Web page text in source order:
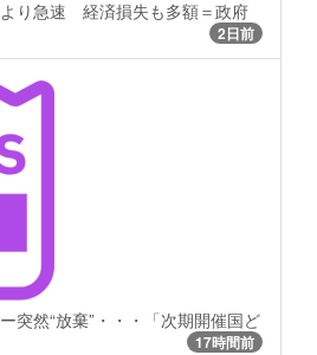
り急速 経済損失も多額＝政府
2日前
突然“放棄”・・・「次期開催国ど
17時間前